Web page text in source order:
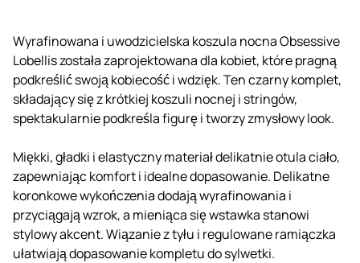
Wyrafinowana i uwodzicielska koszula nocna Obsessive
Lobellis została zaprojektowana dla kobiet, które pragną
podkreślić swoją kobiecość i wdzięk. Ten czarny komplet,
składający się z krótkiej koszuli nocnej i stringów,
spektakularnie podkreśla figurę i tworzy zmysłowy look.
Miękki, gładki i elastyczny materiał delikatnie otula ciało,
zapewniając komfort i idealne dopasowanie. Delikatne
koronkowe wykończenia dodają wyrafinowania i
przyciągają wzrok, a mieniąca się wstawka stanowi
stylowy akcent. Wiązanie z tyłu i regulowane ramiączka
ułatwiają dopasowanie kompletu do sylwetki.